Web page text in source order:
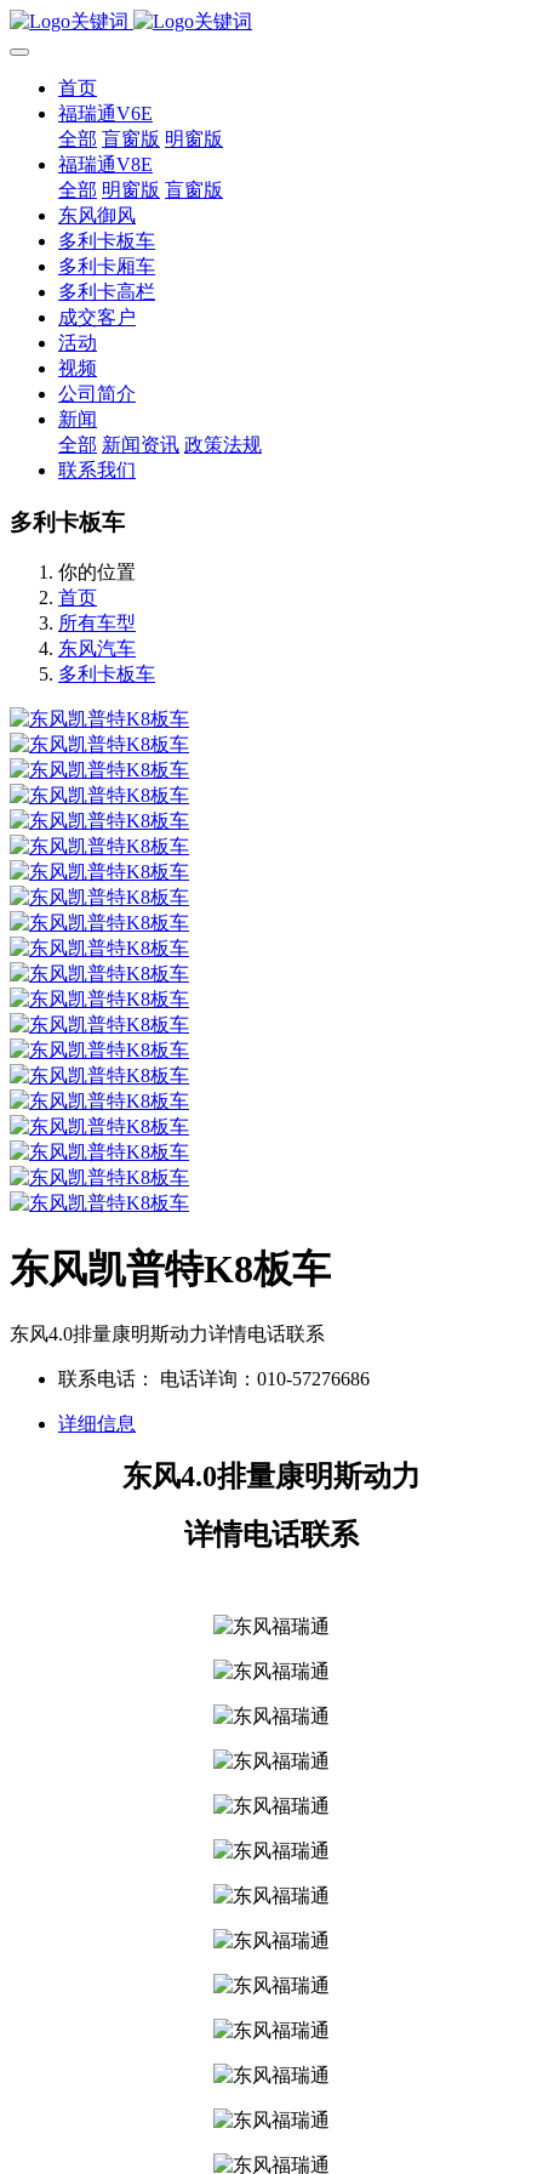
首页
福瑞通V6E
全部 盲窗版 明窗版
福瑞通V8E
全部 明窗版 盲窗版
东风御风
多利卡板车
多利卡厢车
多利卡高栏
成交客户
活动
视频
公司简介
新闻
全部 新闻资讯 政策法规
联系我们
多利卡板车
你的位置
首页
所有车型
东风汽车
多利卡板车
东风凯普特K8板车
东风4.0排量康明斯动力详情电话联系
联系电话： 电话详询：010-57276686
详细信息
东风4.0排量康明斯动力
详情电话联系